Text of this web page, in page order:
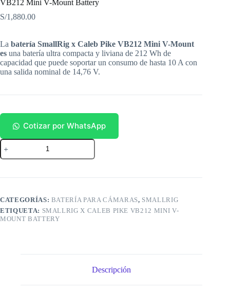
VB212 Mini V-Mount Battery
S/1,880.00
La batería SmallRig x Caleb Pike VB212 Mini V-Mount
es una batería ultra compacta y liviana de 212 Wh de
capacidad que puede soportar un consumo de hasta 10 A con
una salida nominal de 14,76 V.
Cotizar por WhatsApp
VB212
Mini
V-
Battery
CATEGORÍAS: BATERÍA PARA CÁMARAS, SMALLRIG
ETIQUETA: SMALLRIG X CALEB PIKE VB212 MINI V-
MOUNT BATTERY
Descripción